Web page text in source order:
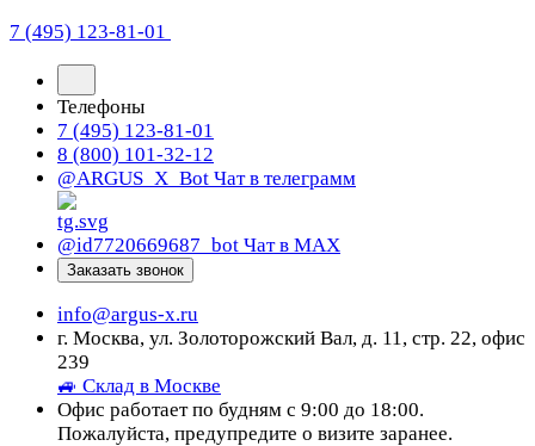
7 (495) 123-81-01
Телефоны
7 (495) 123-81-01
8 (800) 101-32-12
@ARGUS_X_Bot Чат в телеграмм
@id7720669687_bot Чат в МАХ
Заказать звонок
info@argus-x.ru
г. Москва, ул. Золоторожский Вал, д. 11, стр. 22, офис
239
🚙 Склад в Москве
Офис работает по будням с 9:00 до 18:00.
Пожалуйста, предупредите о визите заранее.